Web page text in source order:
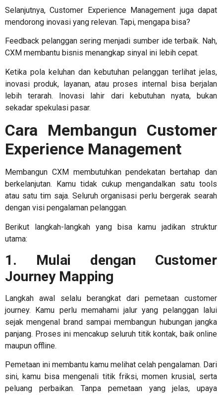
Selanjutnya,Customer Experience Management juga dapat
mendorong inovasi yang relevan. Tapi, mengapa bisa?
Feedback pelanggan sering menjadi sumber ide terbaik. Nah,
CXM membantu bisnis menangkap sinyal ini lebih cepat.
Ketika pola keluhan dan kebutuhan pelanggan terlihat jelas,
inovasi produk, layanan, atau proses internal bisa berjalan
lebih terarah. Inovasi lahir dari kebutuhan nyata, bukan
sekadar spekulasi pasar.
Cara Membangun Customer
Experience Management
Membangun CXM membutuhkan pendekatan bertahap dan
berkelanjutan. Kamu tidak cukup mengandalkan satu tools
atau satu tim saja. Seluruh organisasi perlu bergerak searah
dengan visi pengalaman pelanggan.
Berikut langkah-langkah yang bisa kamu jadikan struktur
utama:
1. Mulai dengan Customer
Journey Mapping
Langkah awal selalu berangkat dari pemetaan customer
journey. Kamu perlu memahami jalur yang pelanggan lalui
sejak mengenal brand sampai membangun hubungan jangka
panjang. Proses ini mencakup seluruh titik kontak, baik online
maupun offline.
Pemetaan ini membantu kamu melihat celah pengalaman. Dari
sini, kamu bisa mengenali titik friksi, momen krusial, serta
peluang perbaikan. Tanpa pemetaan yang jelas, upaya